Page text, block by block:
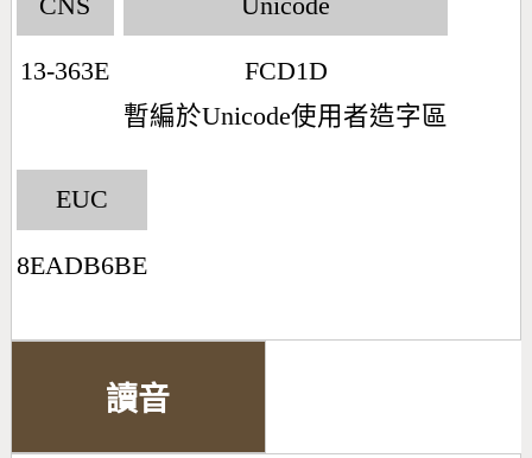
CNS
13-363E
Unicode
FCD1D
暫編於Unicode使用者造字區
EUC
8EADB6BE
讀音